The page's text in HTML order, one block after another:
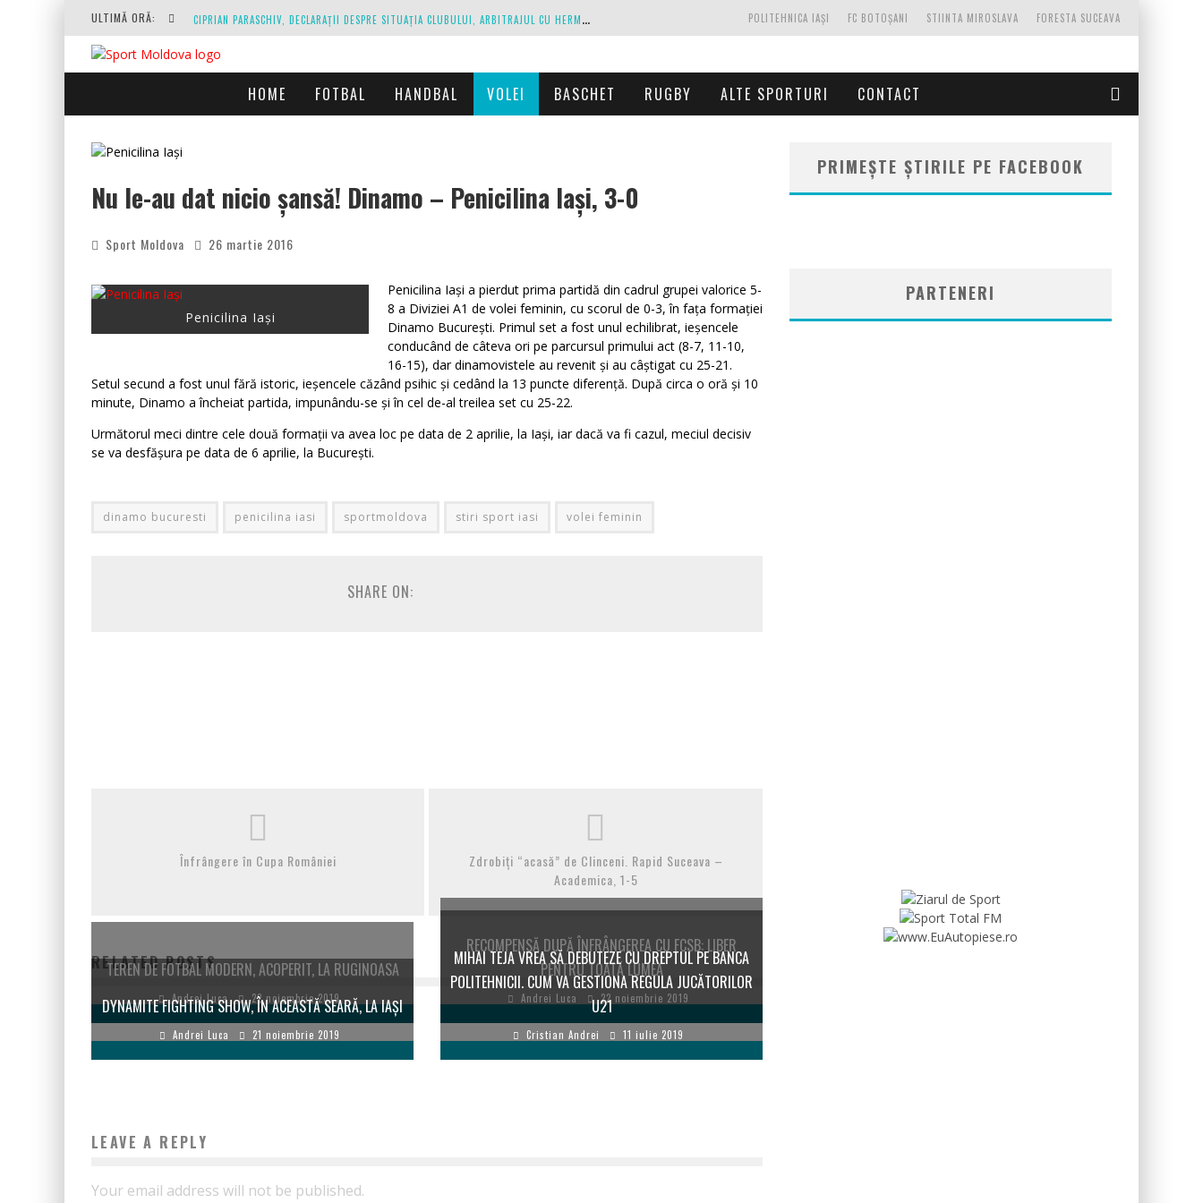
ULTIMĂ ORĂ: C
IPRIAN PARASCHIV, DECLARAȚII DESPRE SITUAȚIA CLUBULUI, ARBITRAJUL CU HERMANNSTADT ȘI RELAȚIA CU PRIMĂRIA IAȘI
P
OLITEHNICA IAȘI, SCRISOARE DESCHISĂ CĂTRE CONDUCĂTORII FOTBALULUI ROMÂNESC, EUROPEAN ȘI MONDIAL
FORESTA SUCEAVA
STIINTA MIROSLAVA
FC BOTOȘANI
POLITEHNICA IAȘI
HOME FOTBAL HANDBAL VOLEI BASCHET RUGBY ALTE SPORTURI CONTACT
Nu le-au dat nicio șansă! Dinamo – Penicilina Iași, 3-0
Sport Moldova 26 martie 2016
Penicilina Iași
Penicilina Iași a pierdut prima partidă din cadrul grupei valorice 5-
8 a Diviziei A1 de volei feminin, cu scorul de 0-3, în fața formației
Dinamo București. Primul set a fost unul echilibrat, ieșencele
conducând de câteva ori pe parcursul primului act (8-7, 11-10,
16-15), dar dinamovistele au revenit și au câștigat cu 25-21.
Setul secund a fost unul fără istoric, ieșencele căzând psihic și cedând la 13 puncte diferență. După circa o oră și 10
minute, Dinamo a încheiat partida, impunându-se și în cel de-al treilea set cu 25-22.
Următorul meci dintre cele două formații va avea loc pe data de 2 aprilie, la Iași, iar dacă va fi cazul, meciul decisiv
se va desfășura pe data de 6 aprilie, la Bucureşti.
dinamo bucuresti penicilina iasi sportmoldova stiri sport iasi volei feminin
SHARE ON:
Înfrângere în Cupa României
Zdrobiți “acasă” de Clinceni. Rapid Suceava –
Academica, 1-5
RELATED POSTS
TEREN DE FOTBAL MODERN, ACOPERIT, LA RUGINOASA
Andrei Luca 22 noiembrie 2019
RECOMPENSĂ DUPĂ ÎNFRÂNGEREA CU FCSB: LIBER
PENTRU TOATĂ LUMEA
Andrei Luca 22 noiembrie 2019
DYNAMITE FIGHTING SHOW, ÎN ACEASTĂ SEARĂ, LA IAȘI
Andrei Luca 21 noiembrie 2019
MIHAI TEJA VREA SĂ DEBUTEZE CU DREPTUL PE BANCA
POLITEHNICII. CUM VA GESTIONA REGULA JUCĂTORILOR
U21
Cristian Andrei 11 iulie 2019
LEAVE A REPLY
Your email address will not be published.
PRIMEȘTE ȘTIRILE PE FACEBOOK
PARTENERI